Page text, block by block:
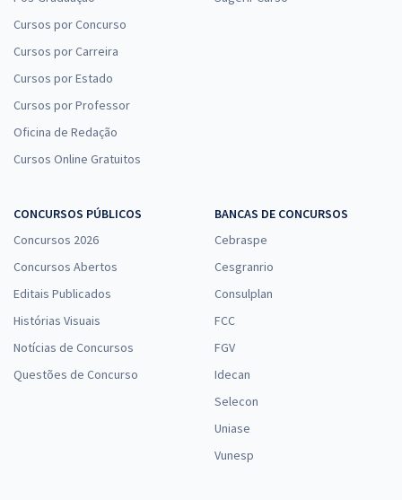
Cursos por Concurso
Cursos por Carreira
Cursos por Estado
Cursos por Professor
Oficina de Redação
Cursos Online Gratuitos
CONCURSOS PÚBLICOS
Concursos 2026
Concursos Abertos
Editais Publicados
Histórias Visuais
Notícias de Concursos
Questões de Concurso
BANCAS DE CONCURSOS
Cebraspe
Cesgranrio
Consulplan
FCC
FGV
Idecan
Selecon
Uniase
Vunesp